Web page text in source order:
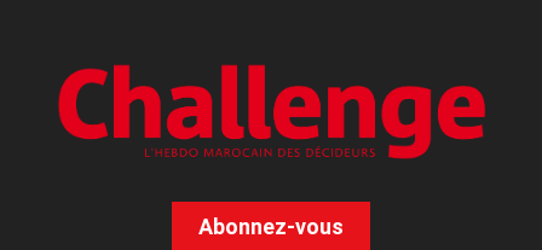
Abonnez-vous